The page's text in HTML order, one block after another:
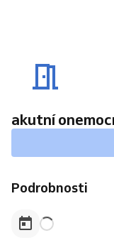
akutní
Podrobnosti